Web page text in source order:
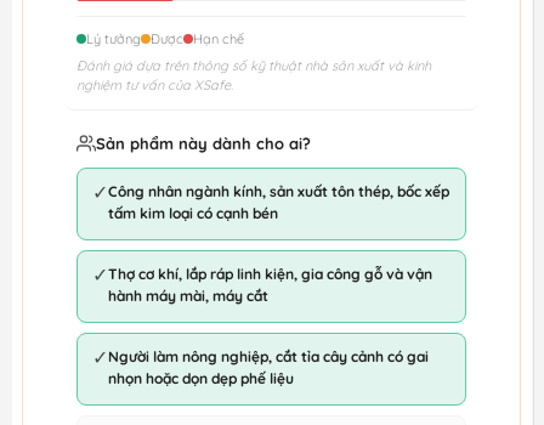
Lý tưởng Được
Hạn chế
Đánh giá dựa trên thông số kỹ thuật nhà sản xuất và kinh
nghiệm tư vấn của XSafe.
Sản phẩm này dành cho ai?
✓Công nhân ngành kính, sản xuất tôn thép, bốc xếp
tấm kim loại có cạnh bén
✓Thợ cơ khí, lắp ráp linh kiện, gia công gỗ và vận
hành máy mài, máy cắt
✓ Người làm nông nghiệp, cắt tỉa cây cảnh có gai
nhọn hoặc dọn dẹp phế liệu